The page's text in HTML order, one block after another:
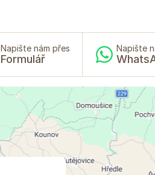
Napište nám přes
Formulář
Napište